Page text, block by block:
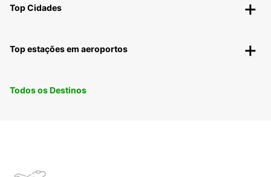
Top Cidades
Top estações em aeroportos
Todos os Destinos